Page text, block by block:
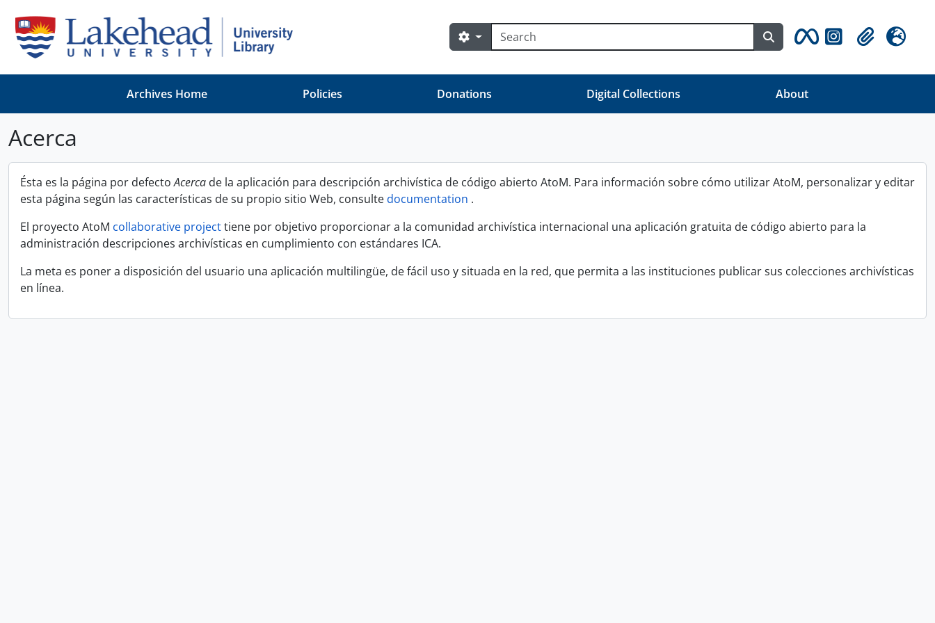
Búsqueda
Search options Search in browse page
Clipboard
Idioma
Archives Home Policies Donations Digital Collections About
Acerca
Ésta es la página por defectoAcerca de la aplicación para descripción archivística de código abierto AtoM. Para información sobre cómo utilizar AtoM, personalizar y editar
esta página según las características de su propio sitio Web, consultedocumentation .
El proyecto AtoM collaborative projecttiene por objetivo proporcionar a la comunidad archivística internacional una aplicación gratuita de código abierto para la
administración descripciones archivísticas en cumplimiento con estándares ICA.
La meta es poner a disposición del usuario una aplicación multilingüe, de fácil uso y situada en la red, que permita a las instituciones publicar sus colecciones archivísticas
en línea.